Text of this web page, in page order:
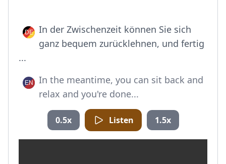
In der Zwischenzeit können Sie sich
ganz bequem zurücklehnen, und fertig
...
In the meantime, you can sit back and
relax and you're done...
0.5x Listen 1.5x